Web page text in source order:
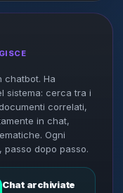
chatbot. Ha
sistema: cerca tra i
correlati,
in chat,
Ogni
passo dopo passo.
Chat archiviate